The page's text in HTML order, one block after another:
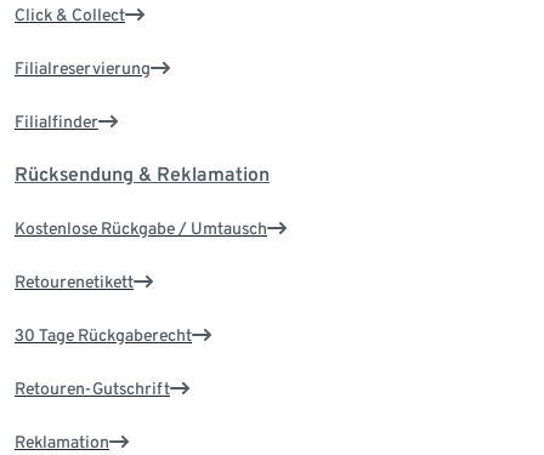
Click & Collect
Filialreservierung
Filialfinder
Rücksendung & Reklamation
Kostenlose Rückgabe / Umtausch
Retourenetikett
30 Tage Rückgaberecht
Retouren-Gutschrift
Reklamation